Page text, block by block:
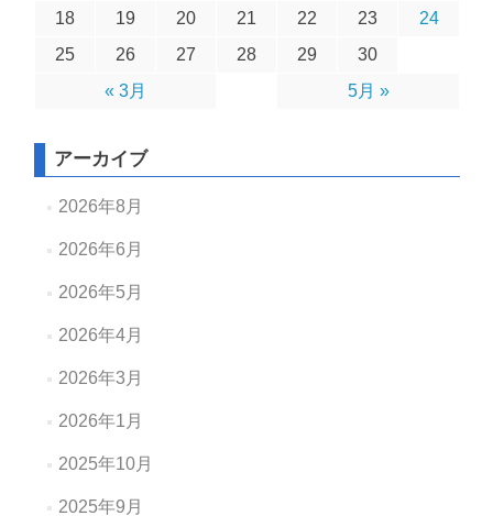
« 3月 5月 »
18
19 20 21 22 23
24
25
26 27 28 29 30
アーカイブ
2026年8月
2026年6月
2026年5月
2026年4月
2026年3月
2026年1月
2025年10月
2025年9月